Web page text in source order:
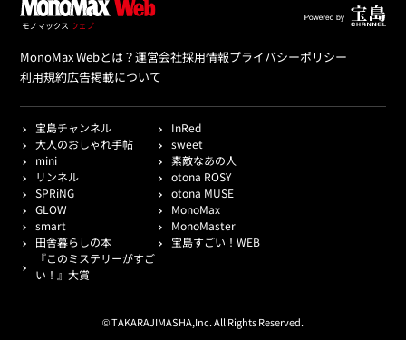
MonoMax Webとは？運営会社採用情報プライバシーポリシー
利用規約広告掲載について
宝島チャンネル
InRed
大人のおしゃれ手帖
sweet
mini
素敵なあの人
リンネル
otona ROSY
SPRiNG
otona MUSE
GLOW
MonoMax
smart
MonoMaster
田舎暮らしの本
宝島すごい！WEB
『このミステリーがすご
い！』大賞
© TAKARAJIMASHA,Inc. All Rights Reserved.